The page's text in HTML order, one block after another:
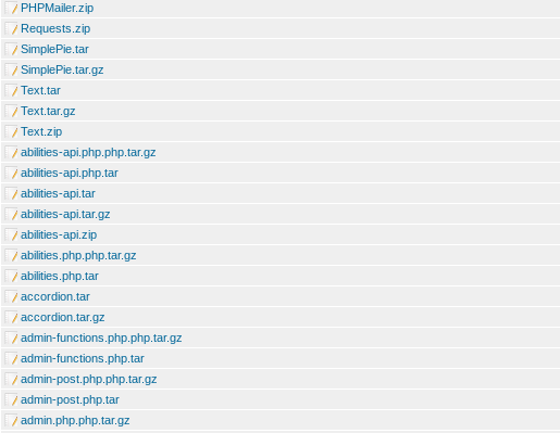
PHPMailer.zip
Requests.zip
SimplePie.tar
SimplePie.tar.gz
Text.tar
Text.tar.gz
Text.zip
abilities-api.php.php.tar.gz
abilities-api.php.tar
abilities-api.tar
abilities-api.tar.gz
abilities-api.zip
abilities.php.php.tar.gz
abilities.php.tar
accordion.tar
accordion.tar.gz
admin-functions.php.php.tar.gz
admin-functions.php.tar
admin-post.php.php.tar.gz
admin-post.php.tar
admin.php.php.tar.gz